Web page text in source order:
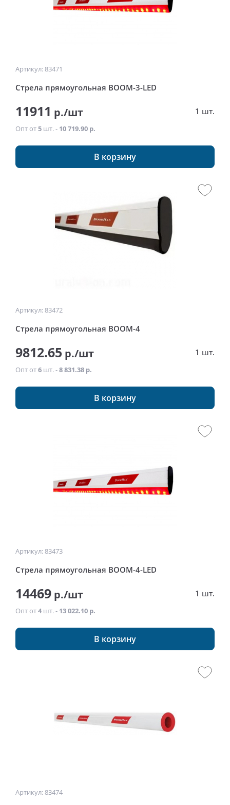
Артикул: 83471
Стрела прямоугольная BOOM-3-LED
11911 р./шт 1 шт.
Опт от5 шт. - 10 719.90 р.
В корзину
Артикул: 83472
Стрела прямоугольная BOOM-4
9812.65 р./шт 1 шт.
Опт от6 шт. -8 831.38 р.
В корзину
Артикул: 83473
Стрела прямоугольная BOOM-4-LED
14469 р./шт 1 шт.
Опт от4 шт. - 13 022.10 р.
В корзину
Артикул: 83474